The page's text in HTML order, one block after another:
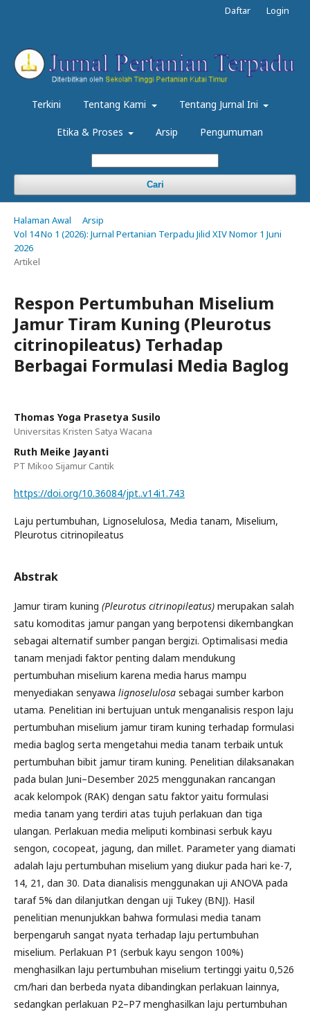
Terkini Tentang Kami Tentang Jurnal Ini
Etika & Proses Arsip Pengumuman
Cari
Daftar Login
Halaman Awal
Arsip
Vol 14 No 1 (2026): Jurnal Pertanian Terpadu Jilid XIV Nomor 1 Juni
2026
Artikel
Respon Pertumbuhan Miselium
Jamur Tiram Kuning (Pleurotus
citrinopileatus) Terhadap
Berbagai Formulasi Media Baglog
Thomas Yoga Prasetya Susilo
Universitas Kristen Satya Wacana
Ruth Meike Jayanti
PT Mikoo Sijamur Cantik
https://doi.org/10.36084/jpt..v14i1.743
Laju pertumbuhan, Lignoselulosa, Media tanam, Miselium,
Pleurotus citrinopileatus
Abstrak
Jamur tiram kuning (Pleurotus citrinopileatus) merupakan salah
satu komoditas jamur pangan yang berpotensi dikembangkan
sebagai alternatif sumber pangan bergizi. Optimalisasi media
tanam menjadi faktor penting dalam mendukung
pertumbuhan miselium karena media harus mampu
menyediakan senyawa lignoselulosa sebagai sumber karbon
utama. Penelitian ini bertujuan untuk menganalisis respon laju
pertumbuhan miselium jamur tiram kuning terhadap formulasi
media baglog serta mengetahui media tanam terbaik untuk
pertumbuhan bibit jamur tiram kuning. Penelitian dilaksanakan
pada bulan Juni–Desember 2025 menggunakan rancangan
acak kelompok (RAK) dengan satu faktor yaitu formulasi
media tanam yang terdiri atas tujuh perlakuan dan tiga
ulangan. Perlakuan media meliputi kombinasi serbuk kayu
sengon, cocopeat, jagung, dan millet. Parameter yang diamati
adalah laju pertumbuhan miselium yang diukur pada hari ke-7,
14, 21, dan 30. Data dianalisis menggunakan uji ANOVA pada
taraf 5% dan dilanjutkan dengan uji Tukey (BNJ). Hasil
penelitian menunjukkan bahwa formulasi media tanam
berpengaruh sangat nyata terhadap laju pertumbuhan
miselium. Perlakuan P1 (serbuk kayu sengon 100%)
menghasilkan laju pertumbuhan miselium tertinggi yaitu 0,526
cm/hari dan berbeda nyata dibandingkan perlakuan lainnya,
sedangkan perlakuan P2–P7 menghasilkan laju pertumbuhan